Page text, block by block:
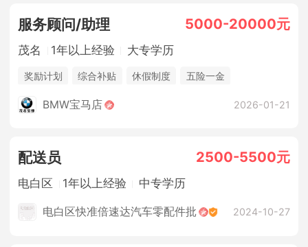
服务顾问/助理 5000-20000元
茂名 1年以上经验 大专学历
奖励计划 综合补贴 休假制度
五险一金
法定节假日
BMW宝马店 2026-01-21
配送员 2500-5500元
电白区 1年以上经验 中专学历
电白区快准倍速达汽车零配件批 2024-10-27